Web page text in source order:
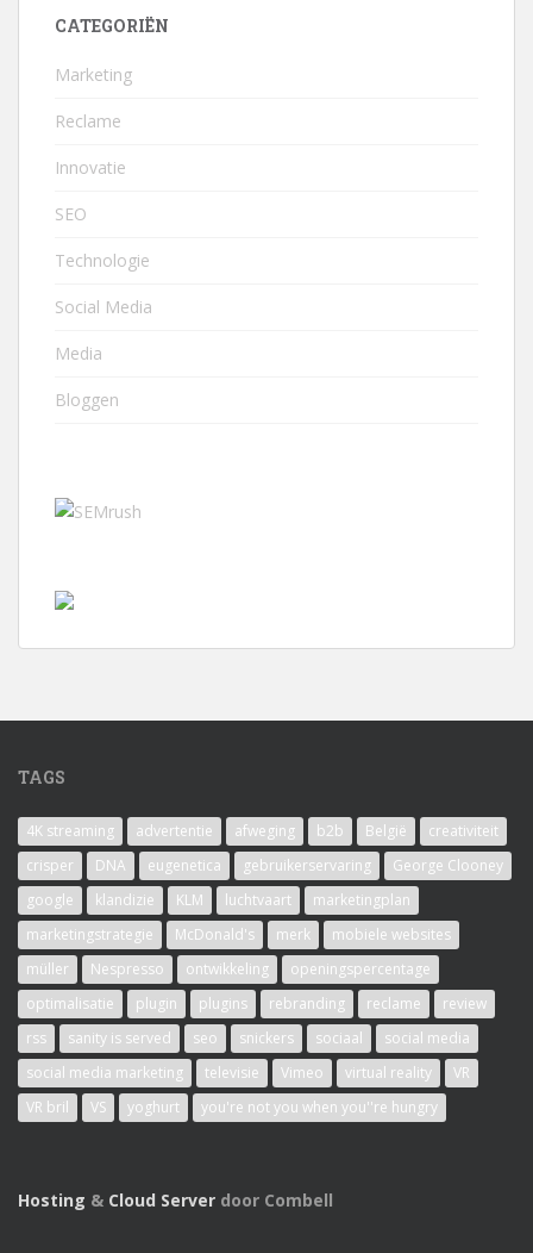
CATEGORIËN
Marketing
Reclame
Innovatie
SEO
Technologie
Social Media
Media
Bloggen
TAGS
4K streaming advertentie afweging b2b België
creativiteit
crisper
DNA eugenetica gebruikerservaring
George Clooney
google
klandizie KLM luchtvaart
marketingplan
marketingstrategie
McDonald's merk
mobiele websites
müller
Nespresso ontwikkeling
openingspercentage
optimalisatie
plugin plugins rebranding reclame
review
rss
sanity is served seo snickers sociaal
social media
social media marketing
televisie Vimeo virtual reality
VR
VR bril
VS yoghurt you're not you when you''re hungry
Hosting & Cloud Server door Combell